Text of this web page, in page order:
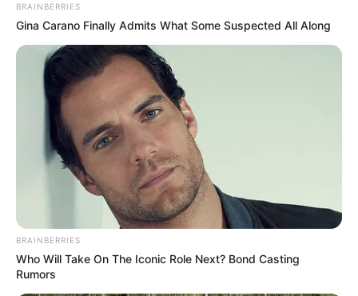
BRAINBERRIES
Gina Carano Finally Admits What Some Suspected All Along
BRAINBERRIES
Who Will Take On The Iconic Role Next? Bond Casting
Rumors